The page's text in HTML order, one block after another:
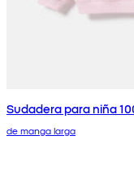
Sudadera para niña
de manga larga